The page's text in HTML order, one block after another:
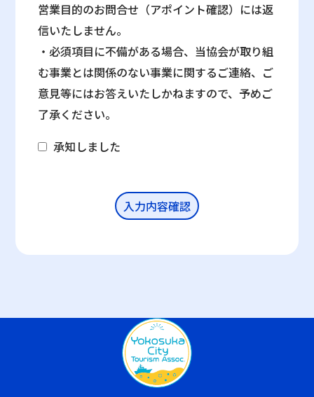
営業目的のお問合せ（アポイント確認）には返
信いたしません。
・必須項目に不備がある場合、当協会が取り組
む事業とは関係のない事業に関するご連絡、ご
意見等にはお答えいたしかねますので、予めご
了承ください。
承知しました